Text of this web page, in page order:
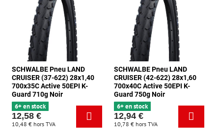
SCHWALBE Pneu LAND
CRUISER (37-622) 28x1,40
700x35C Active 50EPI K-
Guard 710g Noir
6+ en stock
12,58 €
10,48 € hors TVA
SCHWALBE Pneu LAND
CRUISER (42-622) 28x1,60
700x40C Active 50EPI K-
Guard 750g Noir
6+ en stock
12,94 €
10,78 € hors TVA